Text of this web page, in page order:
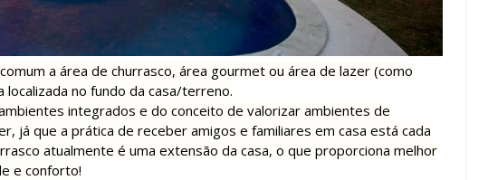
a área de churrasco, área gourmet ou área de lazer (como
no fundo da casa/terreno.
integrados e do conceito de valorizar ambientes de
já que a prática de receber amigos e familiares em casa está cada
atualmente é uma extensão da casa, o que proporciona melhor
e conforto!